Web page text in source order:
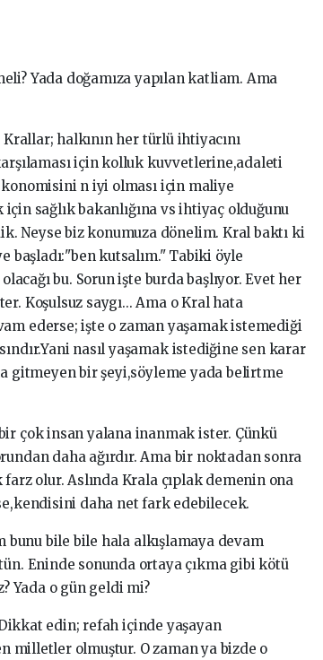
Yada doğamıza yapılan katliam. Ama
halkının her türlü ihtiyacını
için kolluk kuvvetlerine,adaleti
n iyi olması için maliye
sağlık bakanlığına vs ihtiyaç olduğunu
Neyse biz konumuza dönelim. Kral baktı ki
başladı:"ben kutsalım." Tabiki öyle
bu. Sorun işte burda başlıyor. Evet her
Koşulsuz saygı... Ama o Kral hata
ederse; işte o zaman yaşamak istemediği
nasıl yaşamak istediğine sen karar
gitmeyen bir şeyi,söyleme yada belirtme
çok insan yalana inanmak ister. Çünkü
daha ağırdır. Ama bir noktadan sonra
olur. Aslında Krala çıplak demenin ona
daha net fark edebilecek.
bunu bile bile hala alkışlamaya devam
Eninde sonunda ortaya çıkma gibi kötü
Yada o gün geldi mi?
edin; refah içinde yaşayan
milletler olmuştur. O zaman ya bizde o